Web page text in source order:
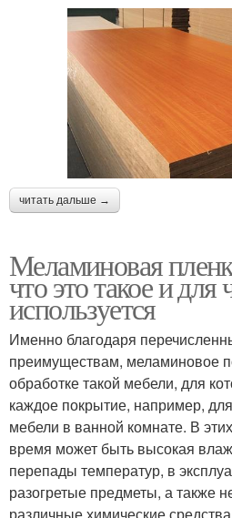
читать дальше →
Меламиновая
что это такое и для
используется
Именно благодаря
преимуществам, меламиновое
обработке такой мебели, для
каждое покрытие, например,
мебели в ванной комнате. В
время может быть высокая
перепады температур, в
разогретые предметы, а также
различные химические